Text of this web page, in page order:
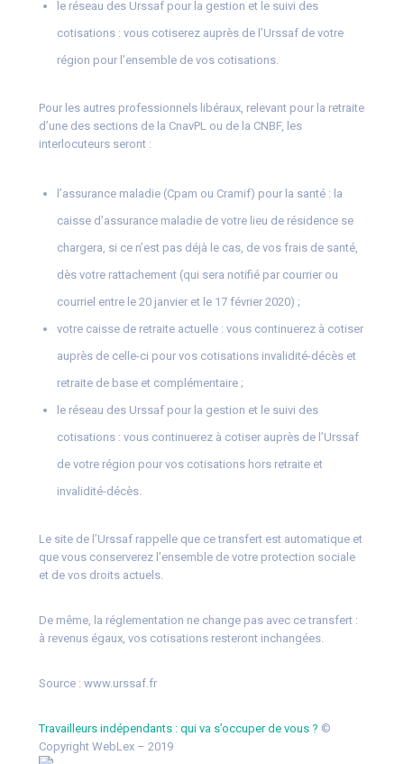
le réseau des Urssaf pour la gestion et le suivi des
cotisations : vous cotiserez auprès de l’Urssaf de votre
région pour l’ensemble de vos cotisations.
Pour les autres professionnels libéraux, relevant pour la retraite
d’une des sections de la CnavPL ou de la CNBF, les
interlocuteurs seront :
l’assurance maladie (Cpam ou Cramif) pour la santé : la
caisse d’assurance maladie de votre lieu de résidence se
chargera, si ce n’est pas déjà le cas, de vos frais de santé,
dès votre rattachement (qui sera notifié par courrier ou
courriel entre le 20 janvier et le 17 février 2020) ;
votre caisse de retraite actuelle : vous continuerez à cotiser
auprès de celle-ci pour vos cotisations invalidité-décès et
retraite de base et complémentaire ;
le réseau des Urssaf pour la gestion et le suivi des
cotisations : vous continuerez à cotiser auprès de l’Urssaf
de votre région pour vos cotisations hors retraite et
invalidité-décès.
Le site de l’Urssaf rappelle que ce transfert est automatique et
que vous conserverez l’ensemble de votre protection sociale
et de vos droits actuels.
De même, la réglementation ne change pas avec ce transfert :
à revenus égaux, vos cotisations resteront inchangées.
Source : www.urssaf.fr
Travailleurs indépendants : qui va s’occuper de vous ? ©
Copyright WebLex – 2019